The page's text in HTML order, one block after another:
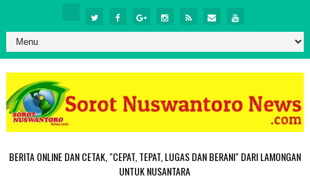
BERITA ONLINE DAN CETAK, "CEPAT, TEPAT, LUGAS DAN BERANI" DARI LAMONGAN
UNTUK NUSANTARA